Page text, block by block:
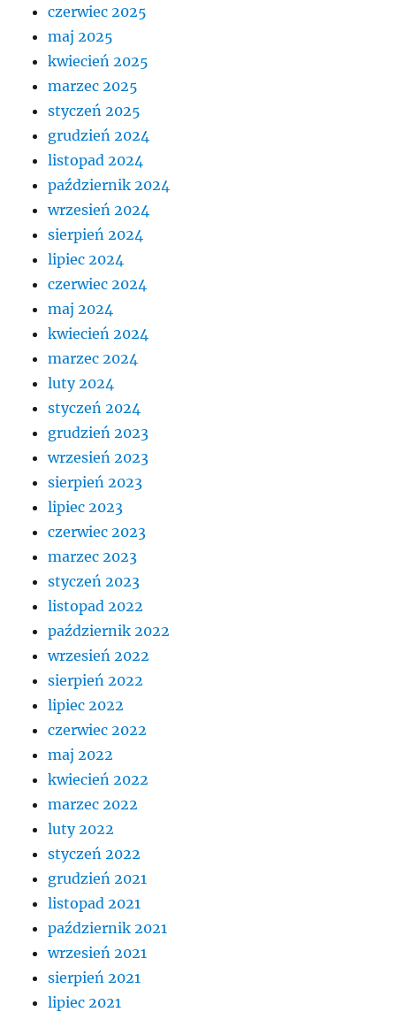
czerwiec 2025
maj 2025
kwiecień 2025
marzec 2025
styczeń 2025
grudzień 2024
listopad 2024
październik 2024
wrzesień 2024
sierpień 2024
lipiec 2024
czerwiec 2024
maj 2024
kwiecień 2024
marzec 2024
luty 2024
styczeń 2024
grudzień 2023
wrzesień 2023
sierpień 2023
lipiec 2023
czerwiec 2023
marzec 2023
styczeń 2023
listopad 2022
październik 2022
wrzesień 2022
sierpień 2022
lipiec 2022
czerwiec 2022
maj 2022
kwiecień 2022
marzec 2022
luty 2022
styczeń 2022
grudzień 2021
listopad 2021
październik 2021
wrzesień 2021
sierpień 2021
lipiec 2021